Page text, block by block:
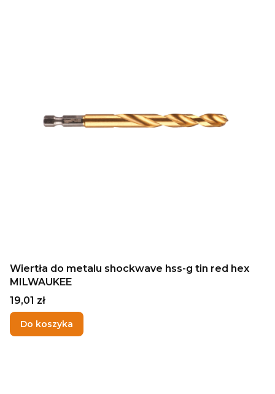
Wiertła do metalu shockwave hss-g tin red hex
MILWAUKEE
Cena
19,01 zł
Do koszyka